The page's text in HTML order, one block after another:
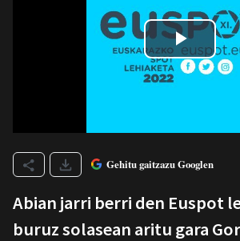
Gehitu gaitzazu Googlen
Abian jarri berri den Euspot
buruz solasean aritu gara